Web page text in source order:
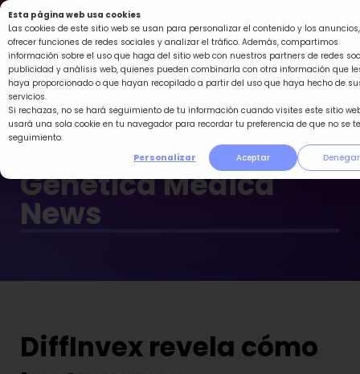
Esta página web usa cookies
Las cookies de este sitio web se usan para personalizar el contenido y los anuncios,
ofrecer funciones de redes sociales y analizar el tráfico. Además, compartimos
información sobre el uso que haga del sitio web con nuestros partners de redes
publicidad y análisis web, quienes pueden combinarla con otra información que
haya proporcionado o que hayan recopilado a partir del uso que haya hecho de
servicios.
Si rechazas, no se hará seguimiento de tu información cuando visites este sitio
usará una sola cookie en tu navegador para recordar tu preferencia de que no se
seguimiento.
Personalizar
Aceptar Denegar
Ir
al
contenido
Genética Médica
News
DiffInvex revela cómo